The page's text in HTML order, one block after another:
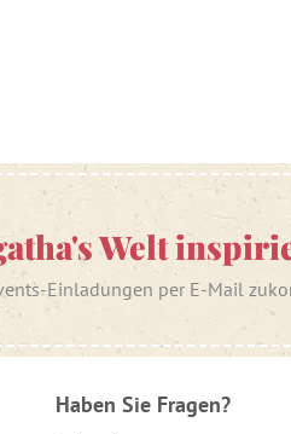
Welt
Einladungen per E-Mail
Haben Sie Fragen?